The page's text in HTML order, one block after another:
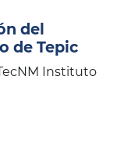
del
de Tepic
Instituto